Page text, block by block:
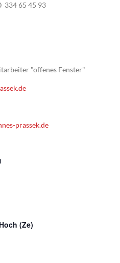
334 65 45 93
"offenes Fenster"
prassek.de
(Ze)